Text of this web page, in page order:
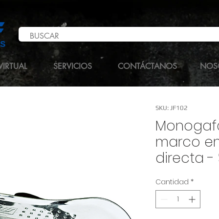
SERVICIOS CONTÁCTANOS
SKU: JF102
marco
directa -
Cantidad *